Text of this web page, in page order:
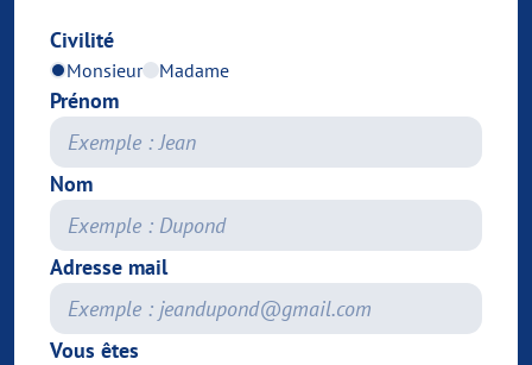
Civilité
Monsieur Madame
Prénom
Nom
Adresse mail
Vous êtes